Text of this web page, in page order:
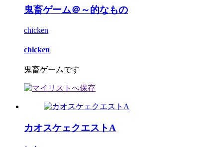
鬼畜ゲーム＠～的なもの
chicken
chicken
鬼畜ゲームです
カオスケェクエストA